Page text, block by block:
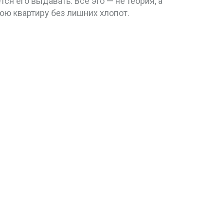
квартиру без лишних хлопот.